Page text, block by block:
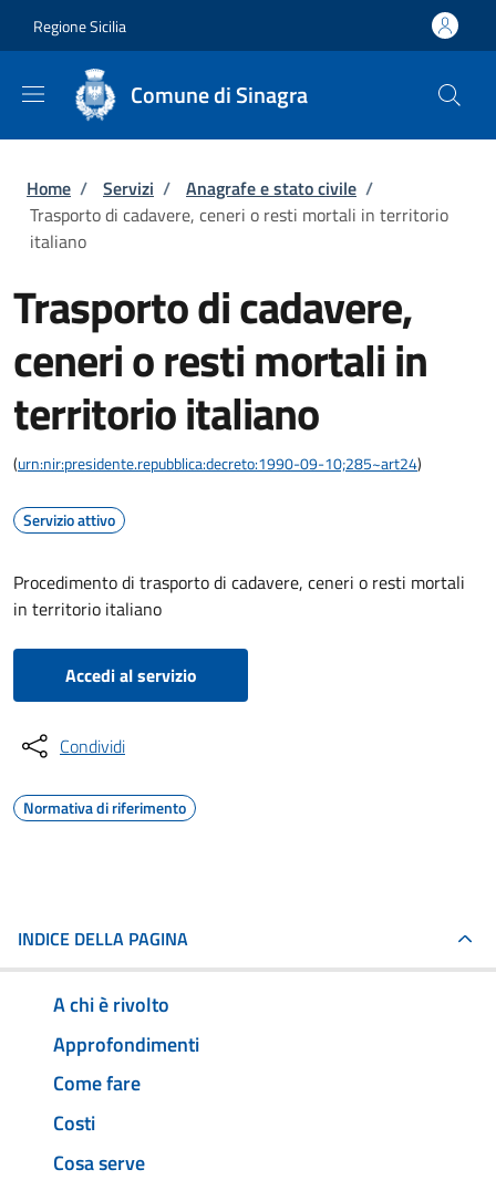
Regione Sicilia
Comune di Sinagra
Briciole di pane
Home / Servizi / Anagrafe e stato civile /
Trasporto di cadavere, ceneri o resti mortali in territorio
italiano
Trasporto di cadavere,
ceneri o resti mortali in
territorio italiano
(urn:nir:presidente.repubblica:decreto:1990-09-10;285~art24)
Servizio attivo
Procedimento di trasporto di cadavere, ceneri o resti mortali
in territorio italiano
Accedi al servizio
Condividi
Normativa di riferimento
INDICE DELLA PAGINA
A chi è rivolto
Approfondimenti
Come fare
Costi
Cosa serve